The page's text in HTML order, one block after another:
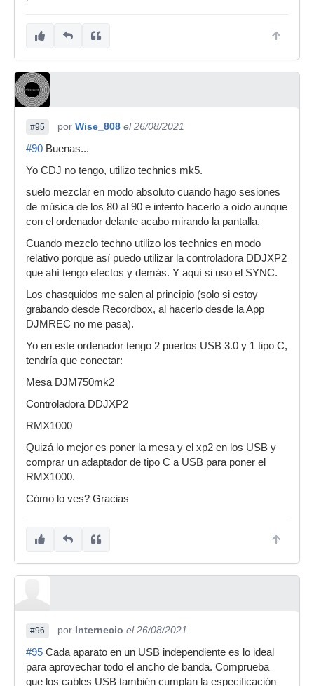
#95 por Wise_808 el 26/08/2021
#90 Buenas...
Yo CDJ no tengo, utilizo technics mk5.
suelo mezclar en modo absoluto cuando hago sesiones
de música de los 80 al 90 e intento hacerlo a oído aunque
con el ordenador delante acabo mirando la pantalla.
Cuando mezclo techno utilizo los technics en modo
relativo porque así puedo utilizar la controladora DDJXP2
que ahí tengo efectos y demás. Y aquí si uso el SYNC.
Los chasquidos me salen al principio (solo si estoy
grabando desde Recordbox, al hacerlo desde la App
DJMREC no me pasa).
Yo en este ordenador tengo 2 puertos USB 3.0 y 1 tipo C,
tendría que conectar:
Mesa DJM750mk2
Controladora DDJXP2
RMX1000
Quizá lo mejor es poner la mesa y el xp2 en los USB y
comprar un adaptador de tipo C a USB para poner el
RMX1000.
Cómo lo ves? Gracias
#96 por Internecio el 26/08/2021
#95 Cada aparato en un USB independiente es lo ideal
para aprovechar todo el ancho de banda. Comprueba
que los cables USB también cumplan la especificación